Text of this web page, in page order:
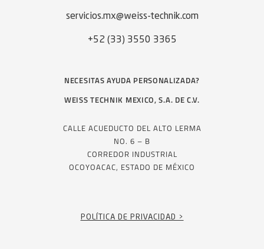
servicios.mx@weiss-technik.com
+52 (33) 3550 3365
NECESITAS AYUDA PERSONALIZADA?
WEISS TECHNIK MEXICO, S.A. DE C.V.
CALLE ACUEDUCTO DEL ALTO LERMA
NO. 6 – B
CORREDOR INDUSTRIAL
OCOYOACAC, ESTADO DE MÉXICO
POLÍTICA DE PRIVACIDAD >